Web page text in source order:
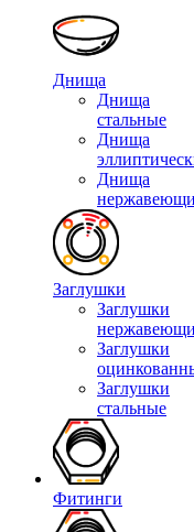
Днища
Днища
стальные
Днища
Днища
Заглушки
Заглушки
Заглушки
Заглушки
стальные
Фитинги